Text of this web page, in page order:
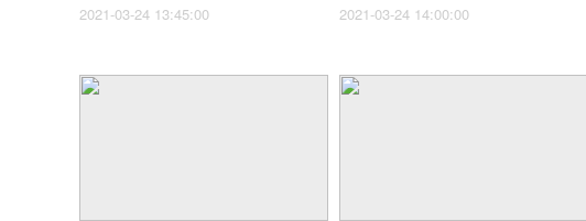
2021-03-24 13:45:00 2021-03-24 14:00:00